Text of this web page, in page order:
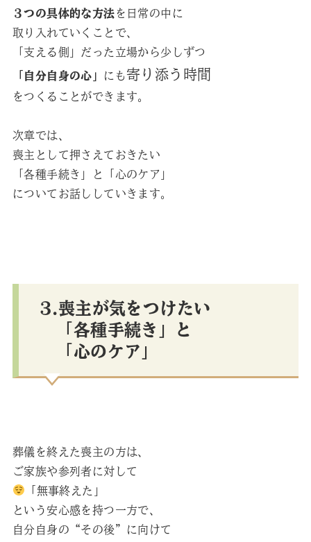
３つの具体的な方法を日常の中に
取り入れていくことで、
「支える側」だった立場から少しずつ
「自分自身の心」 にも 寄り添う時間
をつくることができます。
次章では、
喪主として押さえておきたい
「各種手続き」と「心のケア」
についてお話ししていきます。
3.喪主が気をつけたい
「各種手続き」と
「心のケア」
葬儀を終えた喪主の方は、
ご家族や参列者に対して
「無事終えた」
という安心感を持つ一方で、
自分自身の“その後”に向けて